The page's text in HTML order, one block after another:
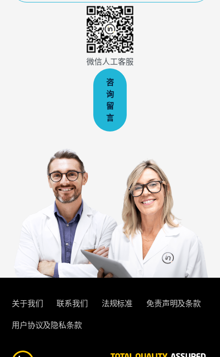
微信人工客服
咨
询
留
言
关于我们 联系我们 法规标准 免责声明及条款
用户协议及隐私条款